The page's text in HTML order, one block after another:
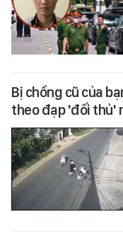
Bị chồng cũ của
theo đạp 'đối thủ'